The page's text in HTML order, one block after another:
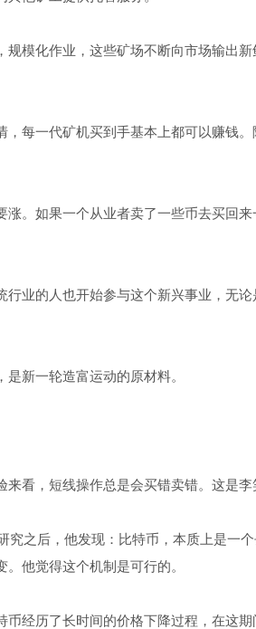
模化作业，这些矿场不断向市场输出新
每一代矿机买到手基本上都可以赚钱。
。如果一个从业者卖了一些币去买回来
业的人也开始参与这个新兴事业，无
新一轮造富运动的原材料。
看，短线操作总是会买错卖错。这是李
之后，他发现：比特币，本质上是一
他觉得这个机制是可行的。
经历了长时间的价格下降过程，在这期